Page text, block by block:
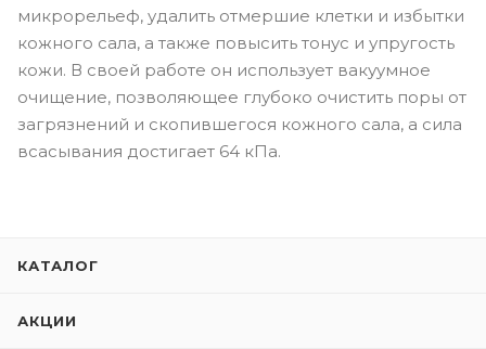
микрорельеф, удалить отмершие клетки и избытки
кожного сала, а также повысить тонус и упругость
кожи. В своей работе он использует вакуумное
очищение, позволяющее глубоко очистить поры от
загрязнений и скопившегося кожного сала, а сила
всасывания достигает 64 кПа.
КАТАЛОГ
АКЦИИ